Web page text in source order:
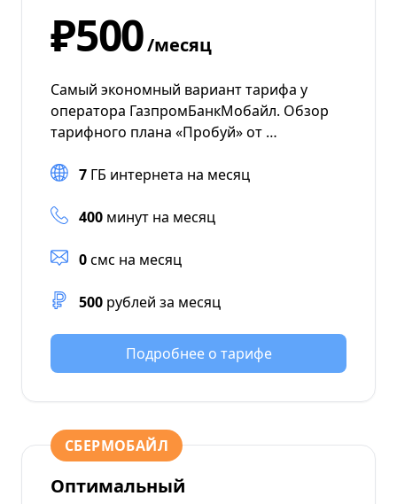
₽500/месяц
Самый экономный вариант тарифа у
оператора ГазпромБанкМобайл. Обзор
тарифного плана «Пробуй» от …
7 ГБ интернета на месяц
400 минут на месяц
0смс на месяц
500 рублей за месяц
Подробнее о тарифе
СБЕРМОБАЙЛ
Оптимальный